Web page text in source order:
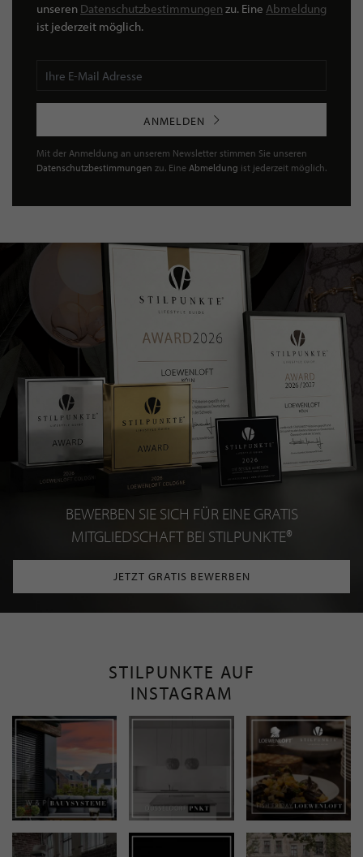
unseren Datenschutzbestimmungen zu. Eine Abmeldung
ist jederzeit möglich.
ANMELDEN
Mit der Anmeldung an unserem Newsletter stimmen Sie unseren
Datenschutzbestimmungen zu. Eine Abmeldung ist jederzeit möglich.
BEWERBEN SIE SICH FÜR EINE GRATIS
MITGLIEDSCHAFT BEI STILPUNKTE®
JETZT GRATIS BEWERBEN
STILPUNKTE AUF
INSTAGRAM